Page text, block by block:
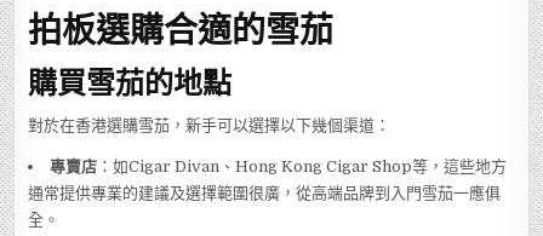
拍板選購合適的雪茄
購買雪茄的地點
對於在香港選購雪茄，新手可以選擇以下幾個渠道：
專賣店 ：如Cigar Divan、Hong Kong Cigar Shop等，這些地方
通常提供專業的建議及選擇範圍很廣，從高端品牌到入門雪茄一應俱
全。